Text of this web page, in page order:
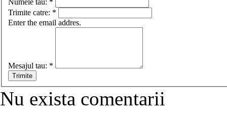
Trimite catre: *
Enter the email addres.
Mesajul tau: *
Nu exista comentarii